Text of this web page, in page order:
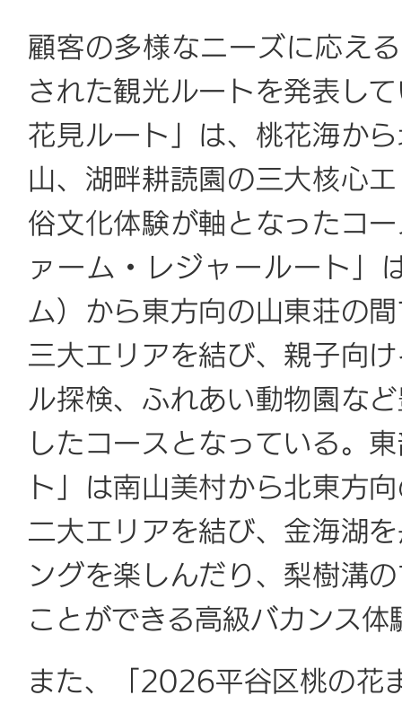
顧客の多様なニーズに応え
された観光ルートを発表し
花見ルート」は、桃花海か
山、湖畔耕読園の三大核心
俗文化体験が軸となったコ
ァーム・レジャールート」
ム）から東方向の山東荘の
三大エリアを結び、親子向
ル探検、ふれあい動物園な
したコースとなっている。
ト」は南山美村から北東方
二大エリアを結び、金海湖
ングを楽しんだり、梨樹溝
ことができる高級バカンス
また、「2026平谷区桃の花